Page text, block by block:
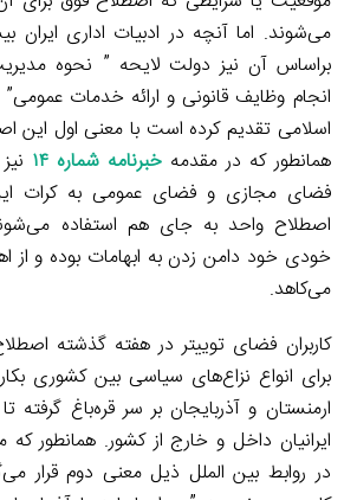
می‌شوند. اما آنچه در ادبیات اداری ایران
براساس آن نیز دولت لایحه ” نحوه
انجام وظایف قانونی و ارائه خدمات
اسلامی تقدیم کرده است با معنی اول این
همانطور که در مقدمهخبرنامه شماره ۱۴
فضای مجازی و فضای عمومی به کرات
اصطلاح واحد به جای هم استفاده
خودی خود دامن زدن به ابهامات بوده و
می‌کاهد.
کاربران فضای توییتر در هفته گذشته
برای انواع نزاع‌های سیاسی بین کشوری بکار
ارمنستان و آذربایجان بر سر قره‌باغ گرفته
ایرانیان داخل و خارج از کشور.
در روابط بین الملل ذیل معنی دوم قرار